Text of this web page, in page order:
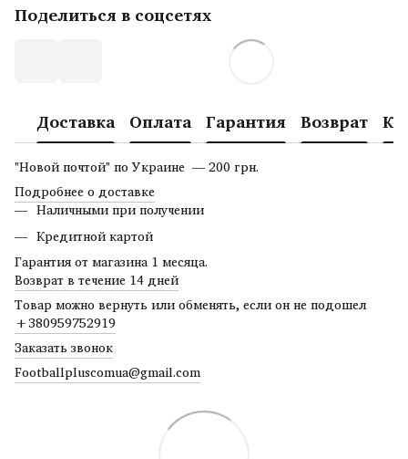
Поделиться в соцсетях
Доставка Оплата Гарантия Возврат
"Новой почтой" по Украине — 200 грн.
Подробнее о доставке
Наличными при получении
Кредитной картой
Гарантия от магазина 1 месяца.
Возврат в течение 14 дней
Товар можно вернуть или обменять, если он не подошел
+380959752919
Заказать звонок
Footballpluscomua@gmail.com